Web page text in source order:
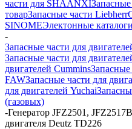
части для SHAANXI
товарЗапасные части Liebherr
SINOMEЭлектонные
-
Запасные части для
Запасные части для
двигателей CumminsЗапасные
FAWЗапасные части для
для двигателей Yuchai
(газовых)
-Генератор JFZ2501,
двигателя Deutz TD226